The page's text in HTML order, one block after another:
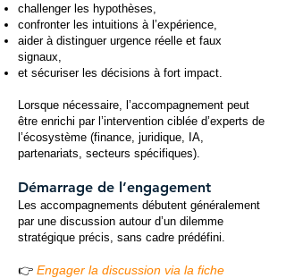
challenger les hypothèses,
confronter les intuitions à l’expérience,
aider à distinguer urgence réelle et faux
signaux,
et sécuriser les décisions à fort impact.
Lorsque nécessaire, l’accompagnement peut
être enrichi par l’intervention ciblée d’experts de
l’écosystème (finance, juridique, IA,
partenariats, secteurs spécifiques).
Démarrage de l’engagement
Les accompagnements débutent généralement
par une discussion autour d’un dilemme
stratégique précis, sans cadre prédéfini.
👉 Engager la discussion via la fiche